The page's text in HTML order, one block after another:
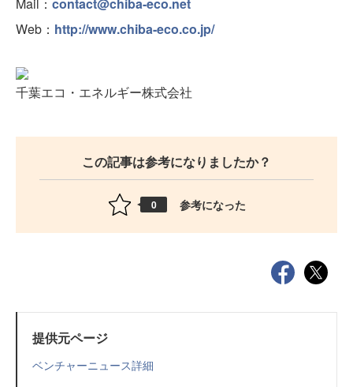
Web： http://www.chiba-eco.co.jp/
千葉エコ・エネルギー株式会社
この記事は参考になりましたか？
0 参考になった
提供元ページ
ベンチャーニュース詳細